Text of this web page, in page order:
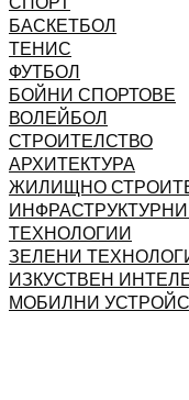
БАСКЕТБОЛ
ТЕНИС
ФУТБОЛ
БОЙНИ СПОРТОВЕ
ВОЛЕЙБОЛ
СТРОИТЕЛСТВО
АРХИТЕКТУРА
ЖИЛИЩНО
ТЕХНОЛОГИИ
ЗЕЛЕНИ
ИЗКУСТВЕН
МОБИЛНИ